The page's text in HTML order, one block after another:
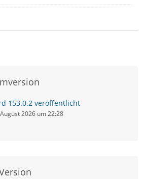
153.0.2 veröffentlicht
2026 um 22:28